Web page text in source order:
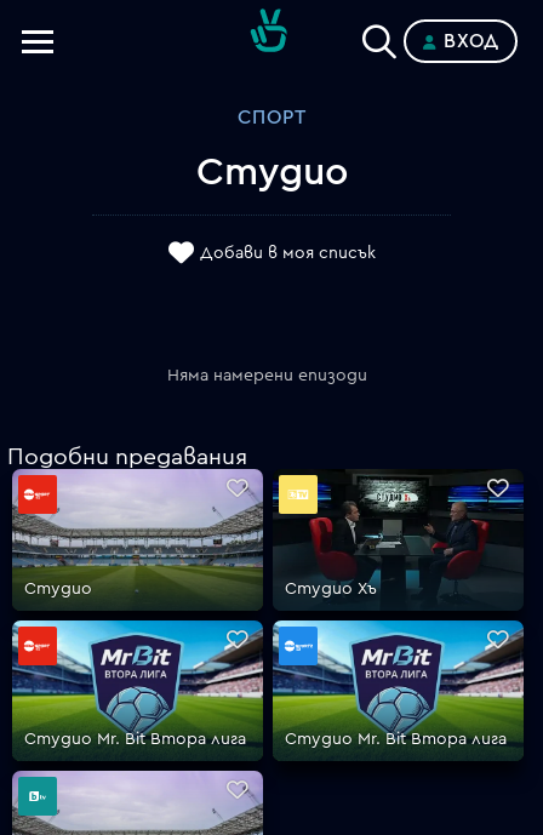
VOYO
ВХОД
СПОРТ
Студио
Добави в моя списък
Няма намерени епизоди
Подобни предавания
Студио Студио Хъ
Студио Mr. Bit Втора лига Студио Mr. Bit Втора лига